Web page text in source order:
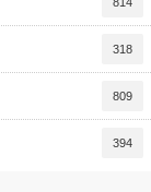
318
809
394